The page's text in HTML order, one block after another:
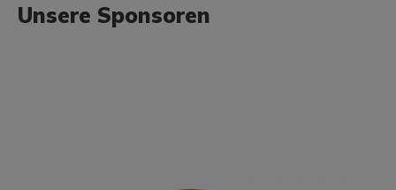
Unsere Sponsoren